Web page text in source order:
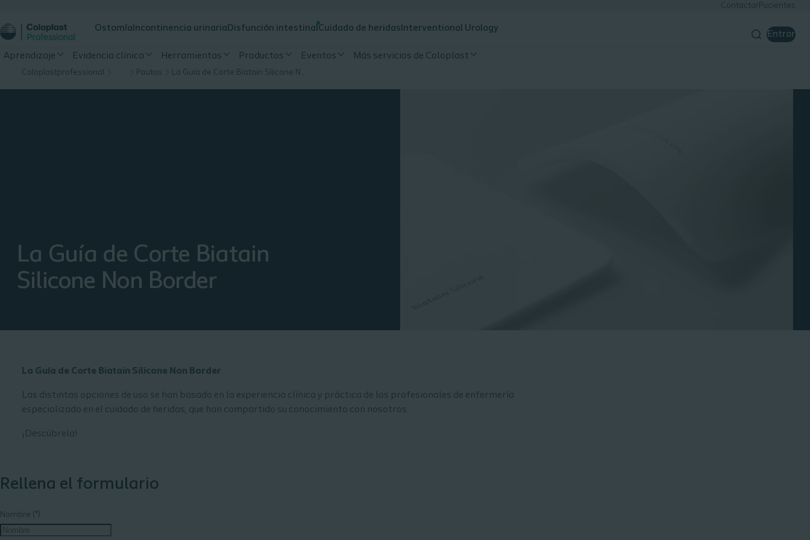
ContactarPacientes
Ostomía Incontinencia urinaria Disfunción intestinalCuidado de heridas Interventional Urology
Entrar
Aprendizaje Evidencia clínica Herramientas Productos Eventos Más servicios de Coloplast
Coloplastprofessional Pautas
La Guía de Corte Biatain
Silicone Non Border
La Guía de Corte Biatain Silicone Non Border
Las distintas opciones de uso se han basado en la experiencia clínica y práctica de los profesionales de enfermería
especializado en el cuidado de heridas, que han compartido su conocimiento con nosotros.
¡Descúbrela!
Rellena el formulario
Nombre